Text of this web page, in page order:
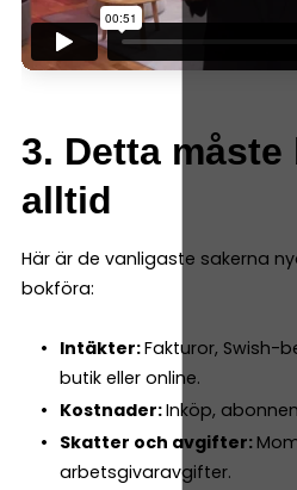
3. Detta
alltid
Här är de vanligaste sakerna
bokföra:
Intäkter:Fakturor, Swish-
butik eller online.
Kostnader:Inköp,
Skatter och avgifter:
arbetsgivaravgifter.